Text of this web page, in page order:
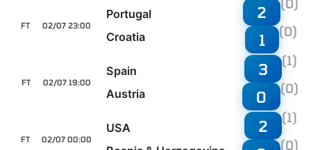
02/07 23:00
FT
Portugal
Croatia
2 (0)
1 (0)
02/07 19:00
FT
Spain
Austria
3 (1)
0 (0)
02/07 00:00
FT
USA
2 (1)
(0)